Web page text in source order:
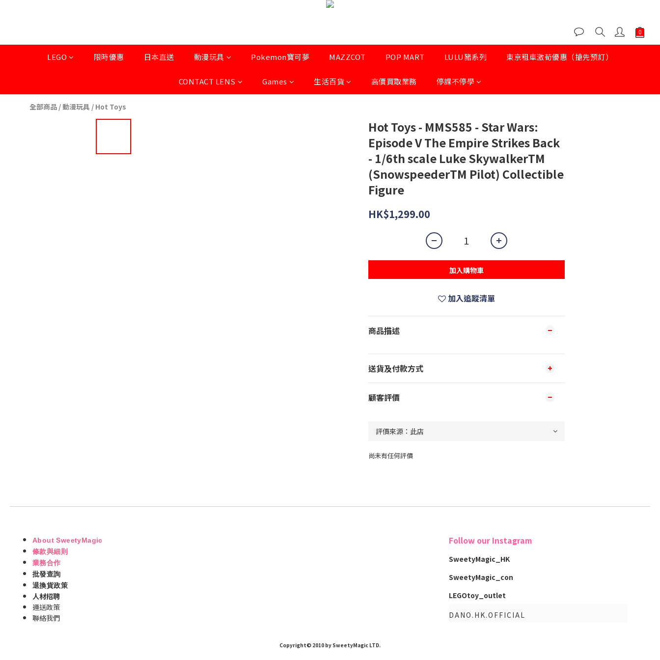
LEGO 限時優惠 日本直送 動漫玩具 Pokemon寶可夢 MAZZCOT POP MART LULU豬系列 東京租車激荀優惠（搶先預訂）
CONTACT LENS Games 生活百貨 高價買取業務 停課不停學
全部商品 /動漫玩具 / Hot Toys
Hot Toys - MMS585 - Star Wars:
Episode V The Empire Strikes Back
- 1/6th scale Luke SkywalkerTM
(SnowspeederTM Pilot) Collectible
Figure
HK$1,299.00
加入購物車
加入追蹤清單
商品描述
送貨及付款方式
顧客評價
尚未有任何評價
About SweetyMagic
條款與細則
業務合作
批發查詢
退換貨政策
人材招聘
運送政策
聯絡我們
Follow our Instagram
SweetyMagic_HK
SweetyMagic_con
LEGOtoy_outlet
DANO.HK.OFFICIAL
Copyright© 2010 by SweetyMagic LTD.